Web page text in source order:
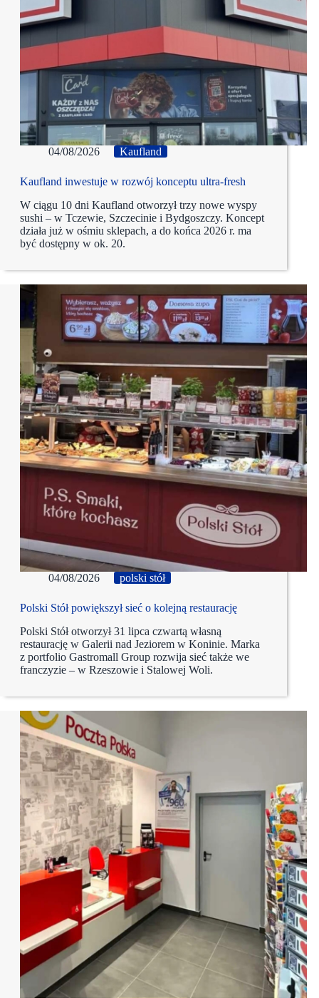
04/08/2026 Kaufland
Kaufland inwestuje w rozwój konceptu ultra-fresh
W ciągu 10 dni Kaufland otworzył trzy nowe wyspy
sushi – w Tczewie, Szczecinie i Bydgoszczy. Koncept
działa już w ośmiu sklepach, a do końca 2026 r. ma
być dostępny w ok. 20.
04/08/2026 polski stół
Polski Stół powiększył sieć o kolejną restaurację
Polski Stół otworzył 31 lipca czwartą własną
restaurację w Galerii nad Jeziorem w Koninie. Marka
z portfolio Gastromall Group rozwija sieć także we
franczyzie – w Rzeszowie i Stalowej Woli.